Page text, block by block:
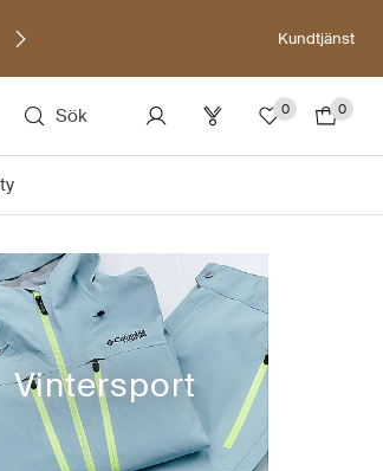
Kundtjänst
Sök 0 0
Vintersport